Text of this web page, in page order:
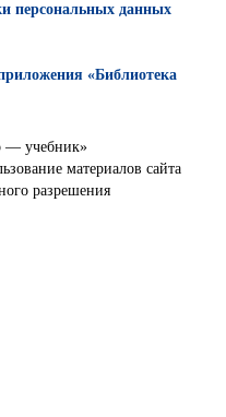
персональных данных
«Библиотека
— учебник»
материалов сайта
разрешения